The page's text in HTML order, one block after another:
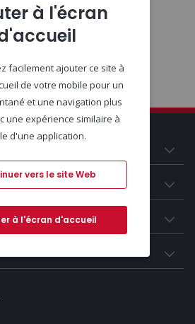
à l'écran
facilement ajouter ce site à
de votre mobile pour un
et une navigation plus
une expérience similaire à
d'une application.
vers le site Web
à l'écran d'accueil